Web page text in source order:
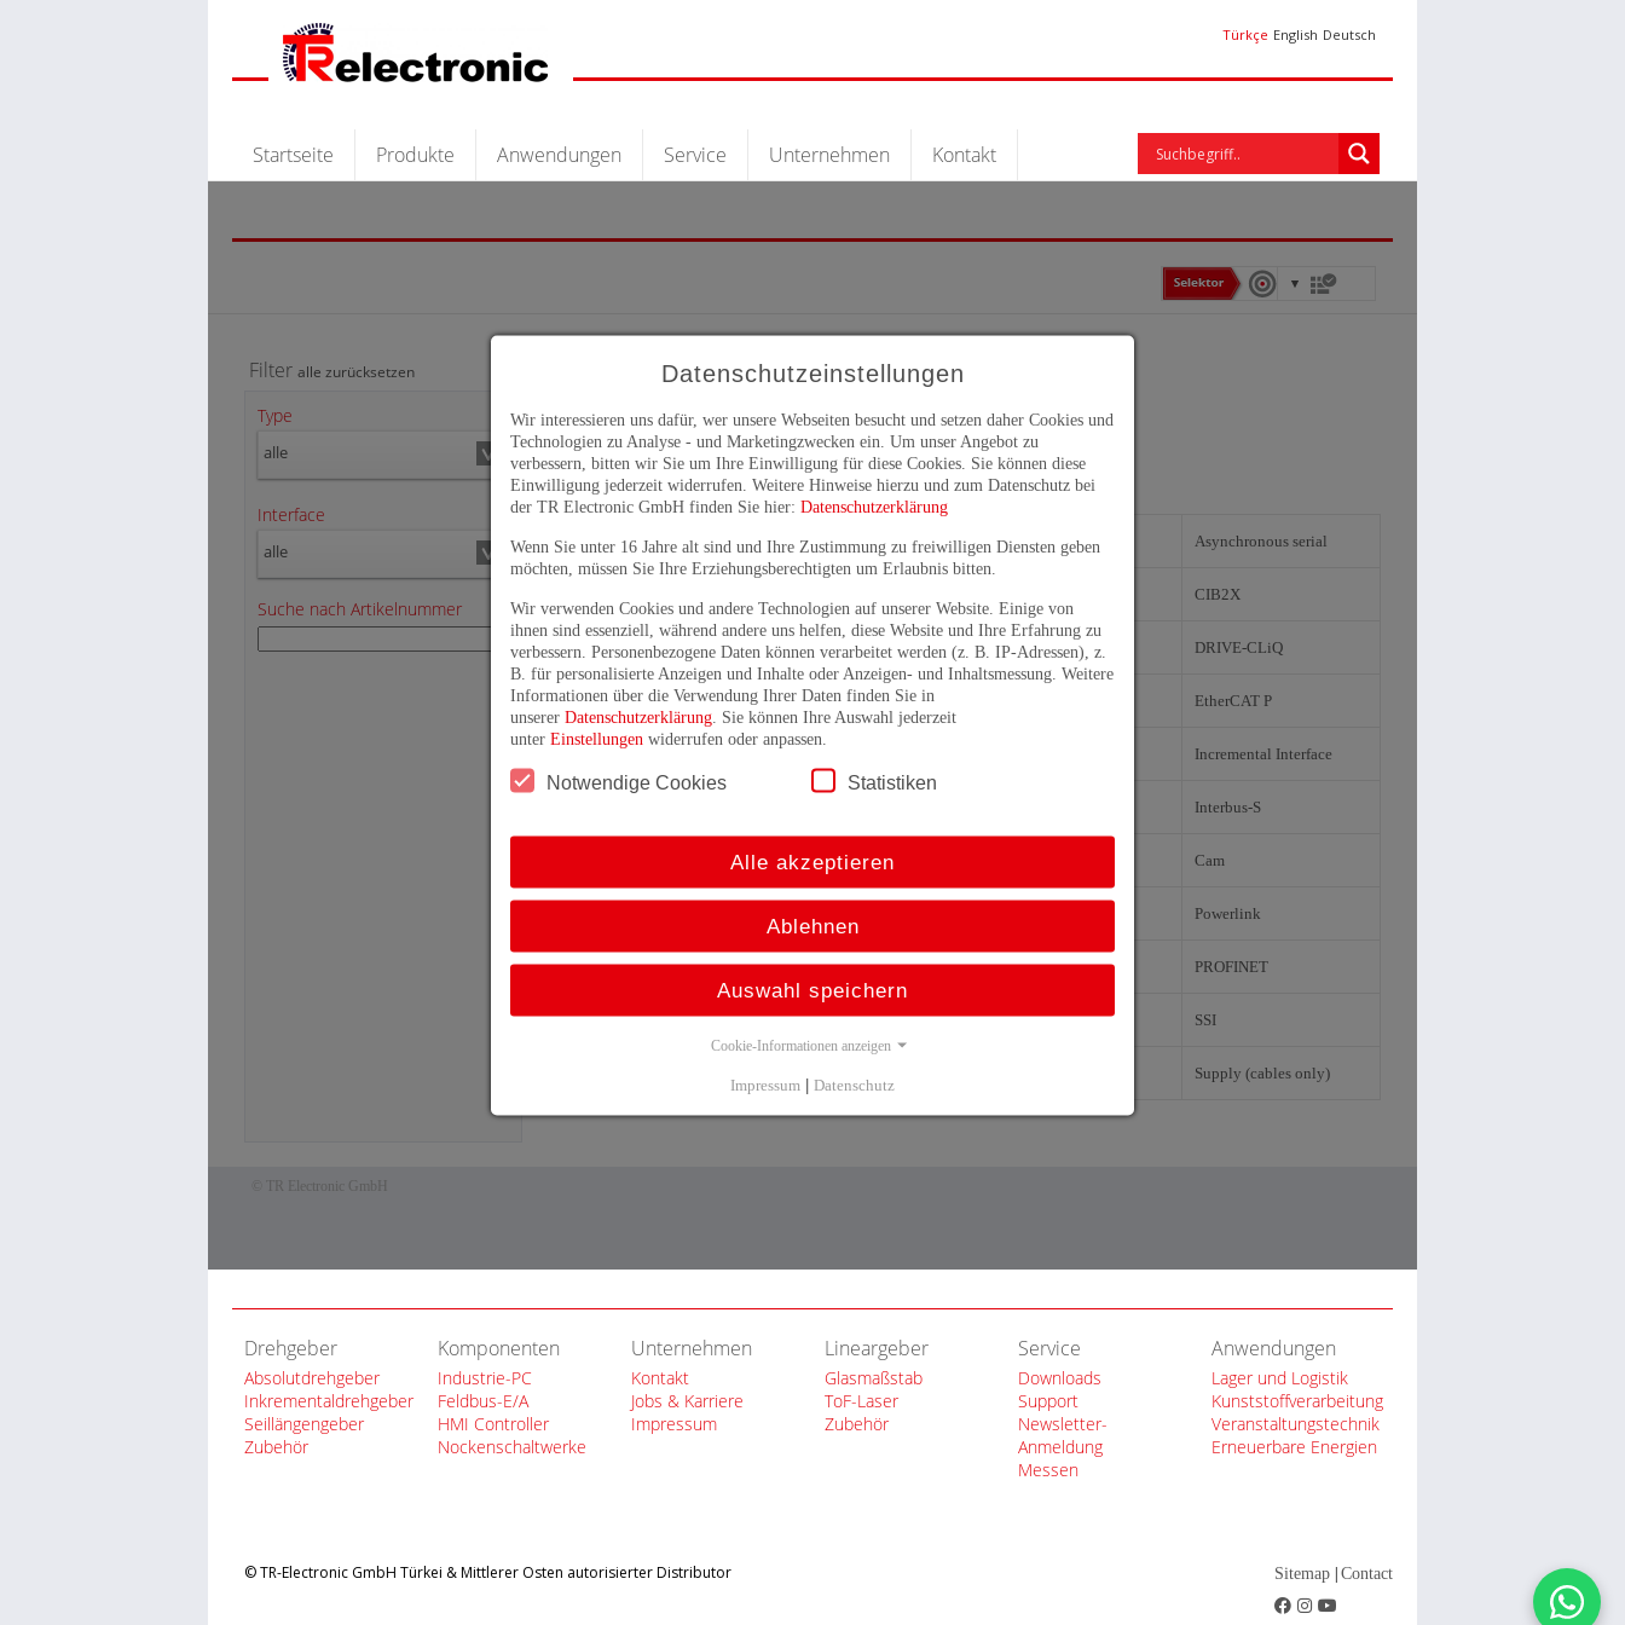
Türkçe English Deutsch
Startseite Produkte Anwendungen Service Unternehmen Kontakt
Drehgeber
Absolutdrehgeber
Inkrementaldrehgeber
Seillängengeber
Zubehör
Komponenten
Industrie-PC
Feldbus-E/A
HMI Controller
Nockenschaltwerke
Unternehmen
Kontakt
Jobs & Karriere
Impressum
Lineargeber
Glasmaßstab
ToF-Laser
Zubehör
Service
Downloads
Support
Newsletter-
Anmeldung
Messen
Anwendungen
Lager und Logistik
Kunststoffverarbeitung
Veranstaltungstechnik
Erneuerbare Energien
Sitemap | Contact
© TR-Electronic GmbH Türkei & Mittlerer Osten autorisierter Distributor